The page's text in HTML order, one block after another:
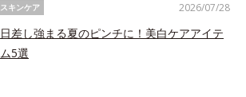
スキンケア
日差し強まる夏のピンチに！美白ケアアイテ
ム5選
2026/07/28